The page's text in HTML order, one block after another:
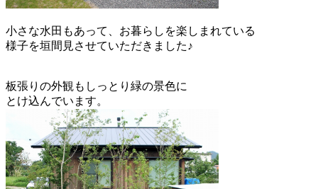
小さな水田もあって、お暮らしを楽しまれている
様子を垣間見させていただきました♪
板張りの外観もしっとり緑の景色に
とけ込んでいます。